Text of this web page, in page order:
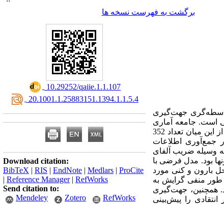
برگشت به فهرست نسخه ها
گری جهتگیری
است. جامعه آماری
مورد مطالعه در این پژوهش دانشجویان شاغل به تحصیل دانشگاه شیراز در سال تحصیلی 1392-1391 بودند که از این میان تعداد 352
جمع آوری اطلاعات
وسیله ضریب آلفای
بود. مدل فرضی با
بارون و کنی مورد
طور منفی گرایش به
همچنین، جهتگیری
را پیشبینی
‎ 10.29252/qaiie.1.1.107
‎ 20.1001.1.25883151.1394.1.1.5.4
Download citation:
BibTeX | RIS | EndNote | Medlars | ProCite
| Reference Manager| RefWorks
Send citation to:
Mendeley
Zotero RefWorks